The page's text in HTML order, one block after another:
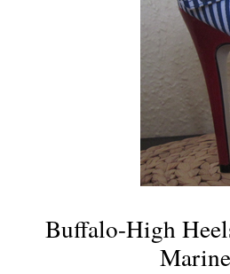
Buffalo-High